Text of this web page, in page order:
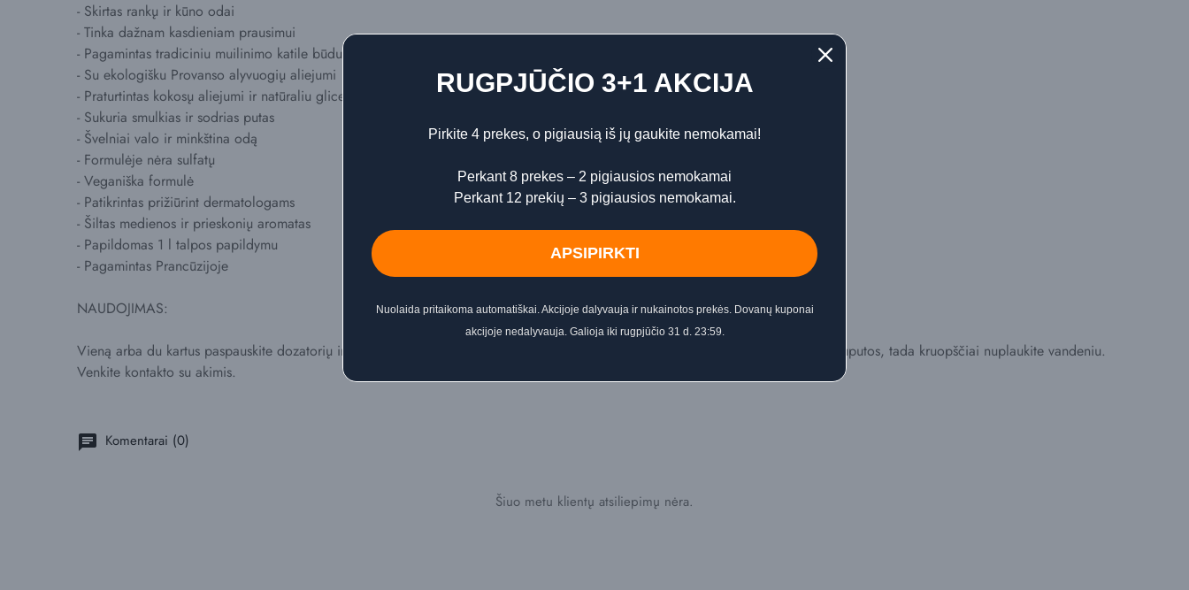
- Skirtas rankų ir kūno odai
- Tinka dažnam kasdieniam prausimui
- Pagamintas tradiciniu muilinimo katile būdu
- Su ekologišku Provanso alyvuogių aliejumi
- Praturtintas kokosų aliejumi ir natūraliu glicerinu
- Sukuria smulkias ir sodrias putas
- Švelniai valo ir minkština odą
- Formulėje nėra sulfatų
- Veganiška formulė
- Patikrintas prižiūrint dermatologams
- Šiltas medienos ir prieskonių aromatas
- Papildomas 1 l talpos papildymu
- Pagamintas Prancūzijoje
NAUDOJIMAS:
Vieną arba du kartus paspauskite dozatorių ir muilą paskirstykite ant sudrėkintų rankų arba kūno odos. Švelniai masažuokite, kol suputos, tada kruopščiai nuplaukite vandeniu.
Venkite kontakto su akimis.
chat Komentarai (0)
Šiuo metu klientų atsiliepimų nėra.
RUGPJŪČIO 3+1 AKCIJA
Pirkite 4 prekes, o pigiausią iš jų gaukite nemokamai!
Perkant 8 prekes – 2 pigiausios nemokamai
Perkant 12 prekių – 3 pigiausios nemokamai.
APSIPIRKTI
Nuolaida pritaikoma automatiškai. Akcijoje dalyvauja ir nukainotos prekės. Dovanų kuponai
akcijoje nedalyvauja. Galioja iki rugpjūčio 31 d. 23:59.